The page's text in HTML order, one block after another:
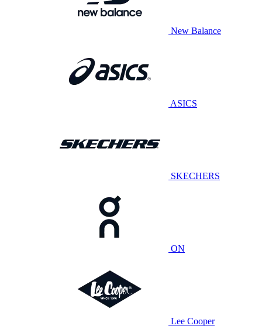
New Balance
ASICS
SKECHERS
ON
Lee Cooper